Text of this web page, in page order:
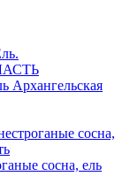
Архангельская
сосна,
сосна, ель